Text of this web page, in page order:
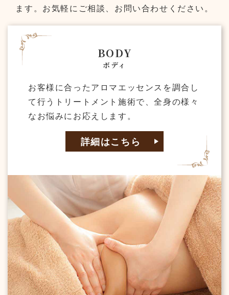
ます。お気軽にご相談、お問い合わせください。
BODY
ボディ
お客様に合ったアロマエッセンスを調合し
て行うトリートメント施術で、全身の様々
なお悩みにお応えします。
詳細はこちら